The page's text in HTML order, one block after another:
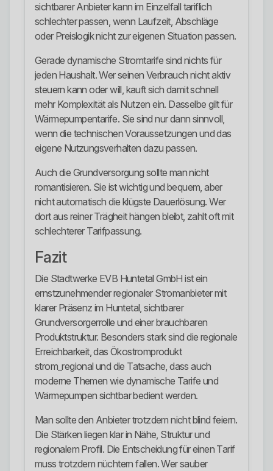
sichtbarer Anbieter kann im Einzelfall tariflich
schlechter passen, wenn Laufzeit, Abschläge
oder Preislogik nicht zur eigenen Situation passen.
Gerade dynamische Stromtarife sind nichts für
jeden Haushalt. Wer seinen Verbrauch nicht aktiv
steuern kann oder will, kauft sich damit schnell
mehr Komplexität als Nutzen ein. Dasselbe gilt für
Wärmepumpentarife. Sie sind nur dann sinnvoll,
wenn die technischen Voraussetzungen und das
eigene Nutzungsverhalten dazu passen.
Auch die Grundversorgung sollte man nicht
romantisieren. Sie ist wichtig und bequem, aber
nicht automatisch die klügste Dauerlösung. Wer
dort aus reiner Trägheit hängen bleibt, zahlt oft mit
schlechterer Tarifpassung.
Fazit
Die Stadtwerke EVB Huntetal GmbH ist ein
ernstzunehmender regionaler Stromanbieter mit
klarer Präsenz im Huntetal, sichtbarer
Grundversorgerrolle und einer brauchbaren
Produktstruktur. Besonders stark sind die regionale
Erreichbarkeit, das Ökostromprodukt
strom_regional und die Tatsache, dass auch
moderne Themen wie dynamische Tarife und
Wärmepumpen sichtbar bedient werden.
Man sollte den Anbieter trotzdem nicht blind feiern.
Die Stärken liegen klar in Nähe, Struktur und
regionalem Profil. Die Entscheidung für einen Tarif
muss trotzdem nüchtern fallen. Wer sauber